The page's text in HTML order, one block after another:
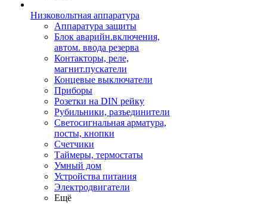
Низковольтная аппаратура
Аппаратура защиты
Блок аварийн.включения,
автом. ввода резерва
Контакторы, реле,
магнит.пускатели
Концевые выключатели
Приборы
Розетки на DIN рейку
Рубильники, разъединители
Светосигнальная арматура,
посты, кнопки
Счетчики
Таймеры, термостаты
Умный дом
Устройства питания
Электродвигатели
Ещё